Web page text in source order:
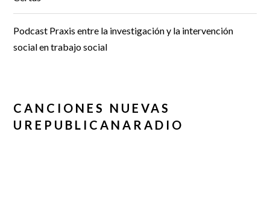
Podcast Praxis entre la investigación y la intervención
social en trabajo social
CANCIONES NUEVAS
UREPUBLICANARADIO